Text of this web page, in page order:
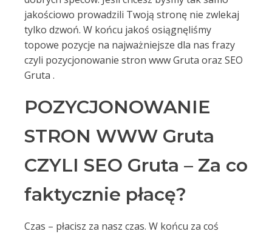
jakościowo prowadzili Twoją stronę nie zwlekaj
tylko dzwoń. W końcu jakoś osiągnęliśmy
topowe pozycje na najważniejsze dla nas frazy
czyli pozycjonowanie stron www Gruta oraz SEO
Gruta .
POZYCJONOWANIE
STRON WWW Gruta
CZYLI SEO Gruta – Za co
faktycznie płacę?
Czas – płacisz za nasz czas. W końcu za coś